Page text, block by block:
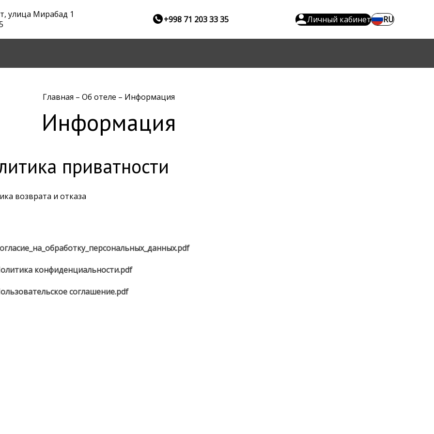
улица Мирабад 1
+998 71 203 33 35 Личный кабинет RU
Главная – Об отеле – Информация
Информация
приватности
возврата и отказа
конфиденциальности.pdf
соглашение.pdf